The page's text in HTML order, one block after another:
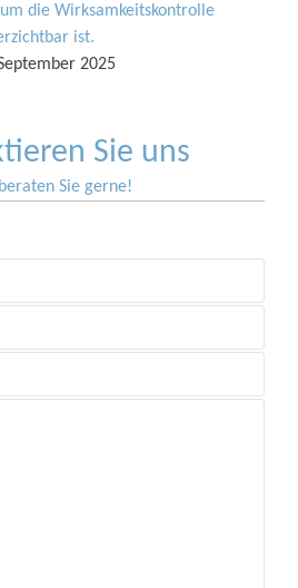
die Wirksamkeitskontrolle
ist.
2025
Sie uns
Sie gerne!